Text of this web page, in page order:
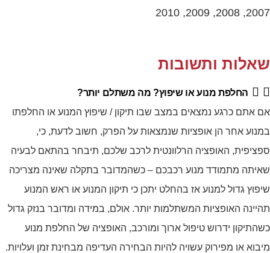
2007, 2008, 2009, 2010
שאלות ותשובות
החלפת מנוע או שיפוץ? מה משתלם יותר?
אם אתם כרגע נמצאים במצב שבו תיקון / שיפוץ המנוע או החלפתו
במנוע אחר הן אופציות שנמצאות על הפרק, חשוב לדעת, כי,
ספציפית, האופציה הרלוונטית לרכב שלכם, תיבחר בהתאם לבעיה
שאיתה מתמודד מנוע רכבכם – כשהמדובר בתקלה שאינה מצריכה
שיפוץ גדול למנוע אז בהחלט יתכן כי תיקון המנוע או ראש המנוע
תהיינה האופציות המשתלמות יותר. אולם, במידה ומדובר בנזק גדול
כשהתיקון ידרוש טיפול ארוך ומורכב, האופציה של החלפת מנוע
מיבוא או מפירוק עשויה להיות הבחירה העדיפה מבחינת זמן ועלויות.